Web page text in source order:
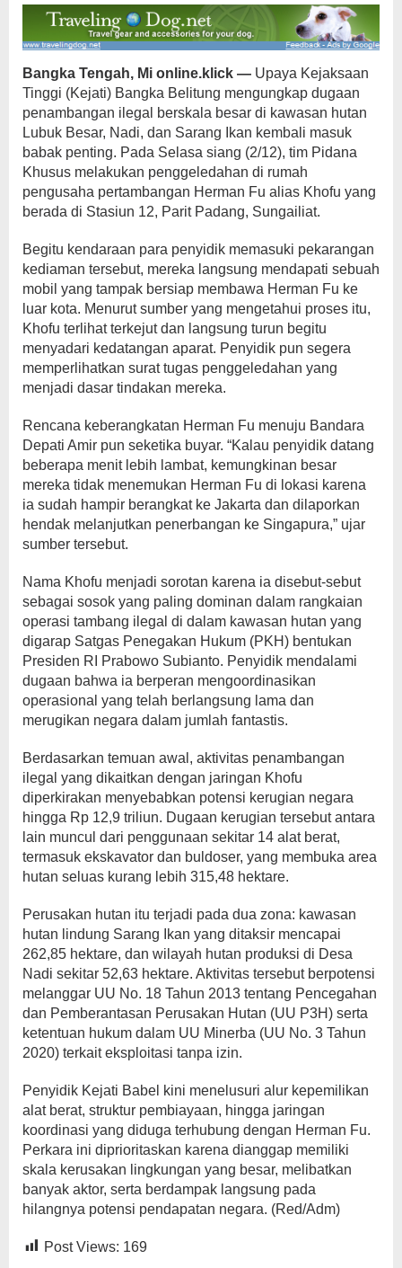
Bangka Tengah, Mi online.klick — Upaya Kejaksaan
Tinggi (Kejati) Bangka Belitung mengungkap dugaan
penambangan ilegal berskala besar di kawasan hutan
Lubuk Besar, Nadi, dan Sarang Ikan kembali masuk
babak penting. Pada Selasa siang (2/12), tim Pidana
Khusus melakukan penggeledahan di rumah
pengusaha pertambangan Herman Fu alias Khofu yang
berada di Stasiun 12, Parit Padang, Sungailiat.
Begitu kendaraan para penyidik memasuki pekarangan
kediaman tersebut, mereka langsung mendapati sebuah
mobil yang tampak bersiap membawa Herman Fu ke
luar kota. Menurut sumber yang mengetahui proses itu,
Khofu terlihat terkejut dan langsung turun begitu
menyadari kedatangan aparat. Penyidik pun segera
memperlihatkan surat tugas penggeledahan yang
menjadi dasar tindakan mereka.
Rencana keberangkatan Herman Fu menuju Bandara
Depati Amir pun seketika buyar. “Kalau penyidik datang
beberapa menit lebih lambat, kemungkinan besar
mereka tidak menemukan Herman Fu di lokasi karena
ia sudah hampir berangkat ke Jakarta dan dilaporkan
hendak melanjutkan penerbangan ke Singapura,” ujar
sumber tersebut.
Nama Khofu menjadi sorotan karena ia disebut-sebut
sebagai sosok yang paling dominan dalam rangkaian
operasi tambang ilegal di dalam kawasan hutan yang
digarap Satgas Penegakan Hukum (PKH) bentukan
Presiden RI Prabowo Subianto. Penyidik mendalami
dugaan bahwa ia berperan mengoordinasikan
operasional yang telah berlangsung lama dan
merugikan negara dalam jumlah fantastis.
Berdasarkan temuan awal, aktivitas penambangan
ilegal yang dikaitkan dengan jaringan Khofu
diperkirakan menyebabkan potensi kerugian negara
hingga Rp 12,9 triliun. Dugaan kerugian tersebut antara
lain muncul dari penggunaan sekitar 14 alat berat,
termasuk ekskavator dan buldoser, yang membuka area
hutan seluas kurang lebih 315,48 hektare.
Perusakan hutan itu terjadi pada dua zona: kawasan
hutan lindung Sarang Ikan yang ditaksir mencapai
262,85 hektare, dan wilayah hutan produksi di Desa
Nadi sekitar 52,63 hektare. Aktivitas tersebut berpotensi
melanggar UU No. 18 Tahun 2013 tentang Pencegahan
dan Pemberantasan Perusakan Hutan (UU P3H) serta
ketentuan hukum dalam UU Minerba (UU No. 3 Tahun
2020) terkait eksploitasi tanpa izin.
Penyidik Kejati Babel kini menelusuri alur kepemilikan
alat berat, struktur pembiayaan, hingga jaringan
koordinasi yang diduga terhubung dengan Herman Fu.
Perkara ini diprioritaskan karena dianggap memiliki
skala kerusakan lingkungan yang besar, melibatkan
banyak aktor, serta berdampak langsung pada
hilangnya potensi pendapatan negara. (Red/Adm)
Post Views: 169